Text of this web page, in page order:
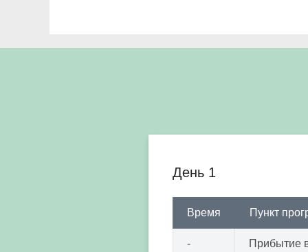
День 1
Время Пункт
- Прибытие